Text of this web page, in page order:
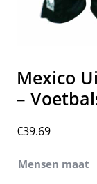
Mexico
–
€39.69
Mensen maat